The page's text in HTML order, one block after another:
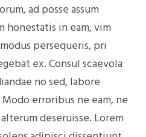
ad posse assum
honestatis in eam, vim
persequeris, pri
ex. Consul scaevola
no sed, labore
erroribus ne eam, ne
deseruisse. Lorem